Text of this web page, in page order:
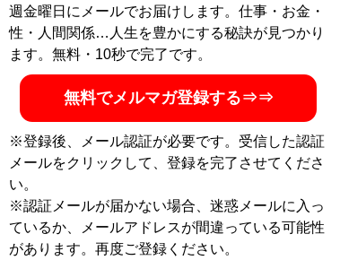
週金曜日にメールでお届けします。仕事・お金・
性・人間関係…人生を豊かにする秘訣が見つかり
ます。無料・10秒で完了です。
無料でメルマガ登録する⇒⇒
※登録後、メール認証が必要です。受信した認証
メールをクリックして、登録を完了させてくださ
い。
※認証メールが届かない場合、迷惑メールに入っ
ているか、メールアドレスが間違っている可能性
があります。再度ご登録ください。